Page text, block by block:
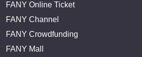
FANY Online Ticket
FANY Channel
FANY Crowdfunding
FANY Mall